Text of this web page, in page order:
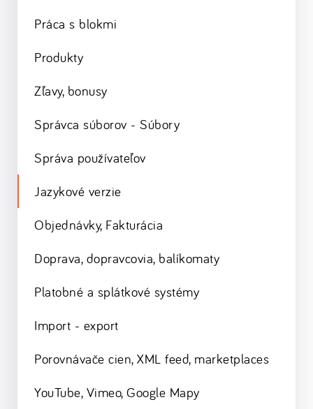
Práca s blokmi
Produkty
Zľavy, bonusy
Správca súborov - Súbory
Správa používateľov
Jazykové verzie
Objednávky, Fakturácia
Doprava, dopravcovia, balíkomaty
Platobné a splátkové systémy
Import - export
Porovnávače cien, XML feed, marketplaces
YouTube, Vimeo, Google Mapy